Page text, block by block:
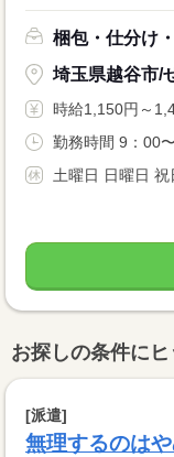
梱包・仕分け
埼玉県越谷市/
時給1,150円～
勤務時間 9：00
土曜日 日曜日 祝
お探しの条件に
[派遣]
無理するのは